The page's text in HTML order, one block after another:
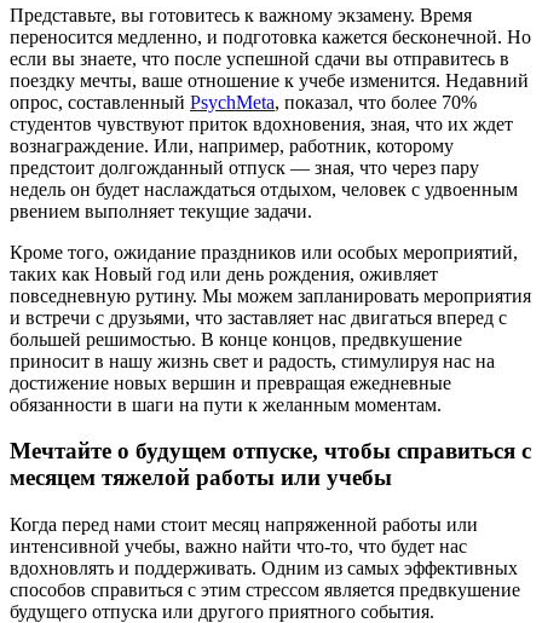
Представьте, вы готовитесь к важному экзамену. Время
переносится медленно, и подготовка кажется бесконечной. Но
если вы знаете, что после успешной сдачи вы отправитесь в
поездку мечты, ваше отношение к учебе изменится. Недавний
опрос, составленный PsychMeta, показал, что более 70%
студентов чувствуют приток вдохновения, зная, что их ждет
вознаграждение. Или, например, работник, которому
предстоит долгожданный отпуск — зная, что через пару
недель он будет наслаждаться отдыхом, человек с удвоенным
рвением выполняет текущие задачи.
Кроме того, ожидание праздников или особых мероприятий,
таких как Новый год или день рождения, оживляет
повседневную рутину. Мы можем запланировать мероприятия
и встречи с друзьями, что заставляет нас двигаться вперед с
большей решимостью. В конце концов, предвкушение
приносит в нашу жизнь свет и радость, стимулируя нас на
достижение новых вершин и превращая ежедневные
обязанности в шаги на пути к желанным моментам.
Мечтайте о будущем отпуске, чтобы справиться с
месяцем тяжелой работы или учебы
Когда перед нами стоит месяц напряженной работы или
интенсивной учебы, важно найти что-то, что будет нас
вдохновлять и поддерживать. Одним из самых эффективных
способов справиться с этим стрессом является предвкушение
будущего отпуска или другого приятного события.